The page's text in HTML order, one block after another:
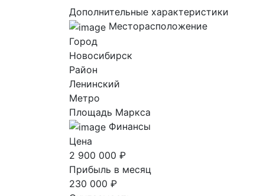
Дополнительные характеристики
Месторасположение
Город
Новосибирск
Район
Ленинский
Метро
Площадь Маркса
Финансы
Цена
2 900 000 ₽
Прибыль в месяц
230 000 ₽